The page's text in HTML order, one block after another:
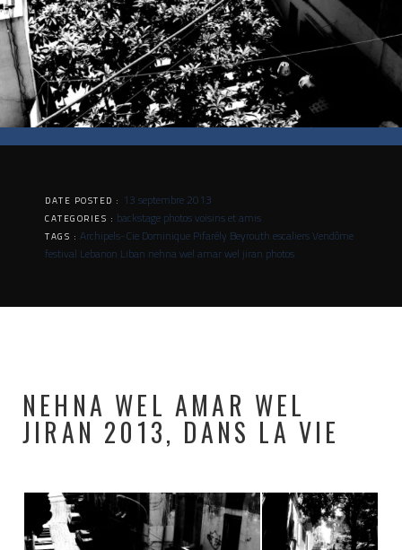
DATE POSTED : 13 septembre 2013
CATEGORIES : backstage photosvoisins et amis
TAGS : Archipels-Cie Dominique Pifarély Beyrouth escaliers Vendôme
festival Lebanon Liban nehna wel amar wel jiran photos
NEHNA WEL AMAR WEL
JIRAN 2013, DANS LA VIE